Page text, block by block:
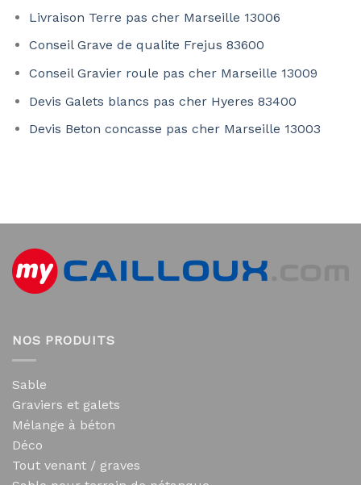
Livraison Terre pas cher Marseille 13006
Conseil Grave de qualite Frejus 83600
Conseil Gravier roule pas cher Marseille 13009
Devis Galets blancs pas cher Hyeres 83400
Devis Beton concasse pas cher Marseille 13003
NOS PRODUITS
Sable
Graviers et galets
Mélange à béton
Déco
Tout venant / graves